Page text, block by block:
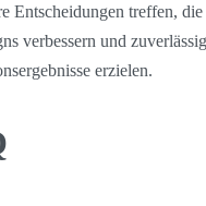
Entscheidungen treffen,
verbessern und
erzielen.